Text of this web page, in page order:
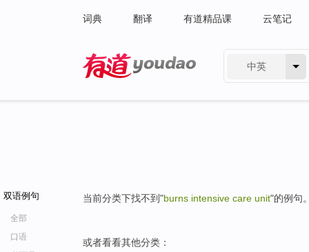
词典 翻译 有道精品课 云笔记
中英
双语例句
全部
口语
当前分类下找不到"burns intensive care unit"的例句
或者看看其他分类：